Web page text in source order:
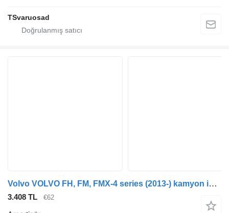
TSvaruosad
Volvo VOLVO FH, FM, FMX-4 series (2013-) kamyon için Volvo 3198859 amortisör
3.408 TL €62